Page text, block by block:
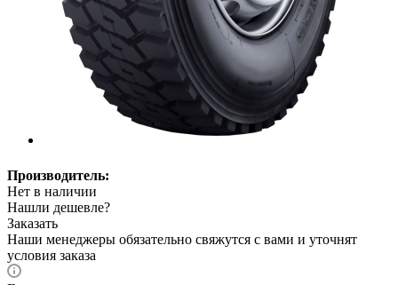
Производитель:
Нет в наличии
Нашли дешевле?
Заказать
Наши менеджеры обязательно свяжутся с вами и уточнят
условия заказа